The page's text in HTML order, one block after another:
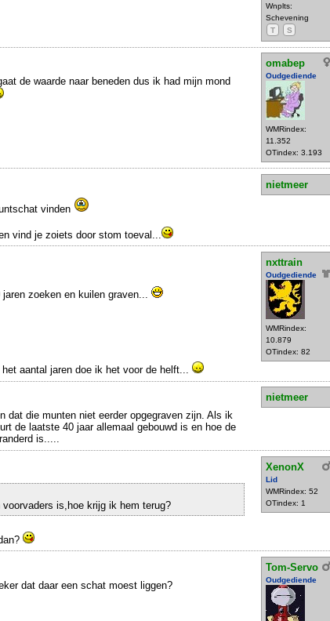
Wnplts:
Schevening
T
S
omabep
Oudgediende
WMRindex:
11.352
OTindex: 3.193
de waarde naar beneden dus ik had mijn mond
nietmeer
vinden
vind je zoiets door stom toeval...
nxttrain
Oudgediende
WMRindex:
10.879
OTindex: 82
zoeken en kuilen graven...
aantal jaren doe ik het voor de helft...
nietmeer
dat die munten niet eerder opgegraven zijn. Als ik
de laatste 40 jaar allemaal gebouwd is en hoe de
is.....
XenonX
Lid
WMRindex: 52
OTindex: 1
is,hoe krijg ik hem terug?
Tom-Servo
Oudgediende
dat daar een schat moest liggen?